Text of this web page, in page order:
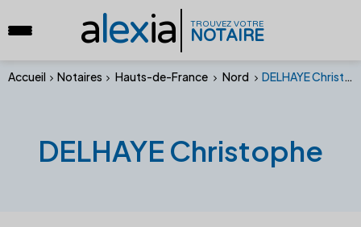
alexia TROUVEZ VOTRE
NOTAIRE
Accueil Notaires Hauts-de-France Nord DELHAYE Christophe
DELHAYE Christophe